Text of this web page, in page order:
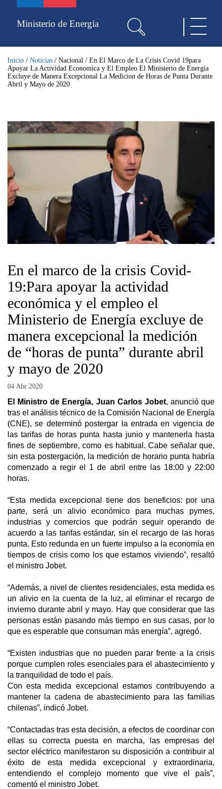
contenidoMinisterio de Energía
Inicio / Noticias / Nacional / En El Marco de La Crisis Covid 19para
Apoyar La Actividad Economica y El Empleo El Ministerio de Energia
Excluye de Manera Excepcional La Medicion de Horas de Punta Durante
Abril y Mayo de 2020
En el marco de la crisis Covid-
19:Para apoyar la actividad
económica y el empleo el
Ministerio de Energía excluye de
manera excepcional la medición
de “horas de punta” durante abril
y mayo de 2020
04 Abr 2020
El Ministro de Energía, Juan Carlos Jobet, anunció que
tras el análisis técnico de la Comisión Nacional de Energía
(CNE), se determinó postergar la entrada en vigencia de
las tarifas de horas punta hasta junio y mantenerla hasta
fines de septiembre, como es habitual. Cabe señalar que,
sin esta postergación, la medición de horario punta habría
comenzado a regir el 1 de abril entre las 18:00 y 22:00
horas.
“Esta medida excepcional tiene dos beneficios: por una
parte, será un alivio económico para muchas pymes,
industrias y comercios que podrán seguir operando de
acuerdo a las tarifas estándar, sin el recargo de las horas
punta. Esto redunda en un fuerte impulso a la economía en
tiempos de crisis como los que estamos viviendo”, resaltó
el ministro Jobet.
“Además, a nivel de clientes residenciales, esta medida es
un alivio en la cuenta de la luz, al eliminar el recargo de
invierno durante abril y mayo. Hay que considerar que las
personas están pasando más tiempo en sus casas, por lo
que es esperable que consuman más energía”, agregó.
“Existen industrias que no pueden parar frente a la crisis
porque cumplen roles esenciales para el abastecimiento y
la tranquilidad de todo el país.
Con esta medida excepcional estamos contribuyendo a
mantener la cadena de abastecimiento para las familias
chilenas”, indicó Jobet.
“Contactadas tras esta decisión, a efectos de coordinar con
ellas su correcta puesta en marcha, las empresas del
sector eléctrico manifestaron su disposición a contribuir al
éxito de esta medida excepcional y extraordinaria,
entendiendo el complejo momento que vive el país”,
comentó el ministro Jobet.